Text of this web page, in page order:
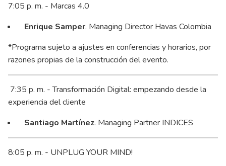
7:05 p. m. - Marcas 4.0
Enrique Samper. Managing Director Havas Colombia
*Programa sujeto a ajustes en conferencias y horarios, por
razones propias de la construcción del evento.
7:35 p. m. - Transformación Digital: empezando desde la
experiencia del cliente
Santiago Martínez. ‎Managing Partner ‎INDICES
8:05 p. m. - UNPLUG YOUR MIND!